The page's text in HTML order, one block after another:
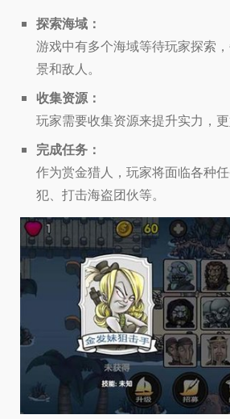
探索海域：
游戏中有多个海域等待玩家探索
景和敌人。
收集资源：
玩家需要收集资源来提升实力，更
完成任务：
作为赏金猎人，玩家将面临各种
犯、打击海盗团伙等。